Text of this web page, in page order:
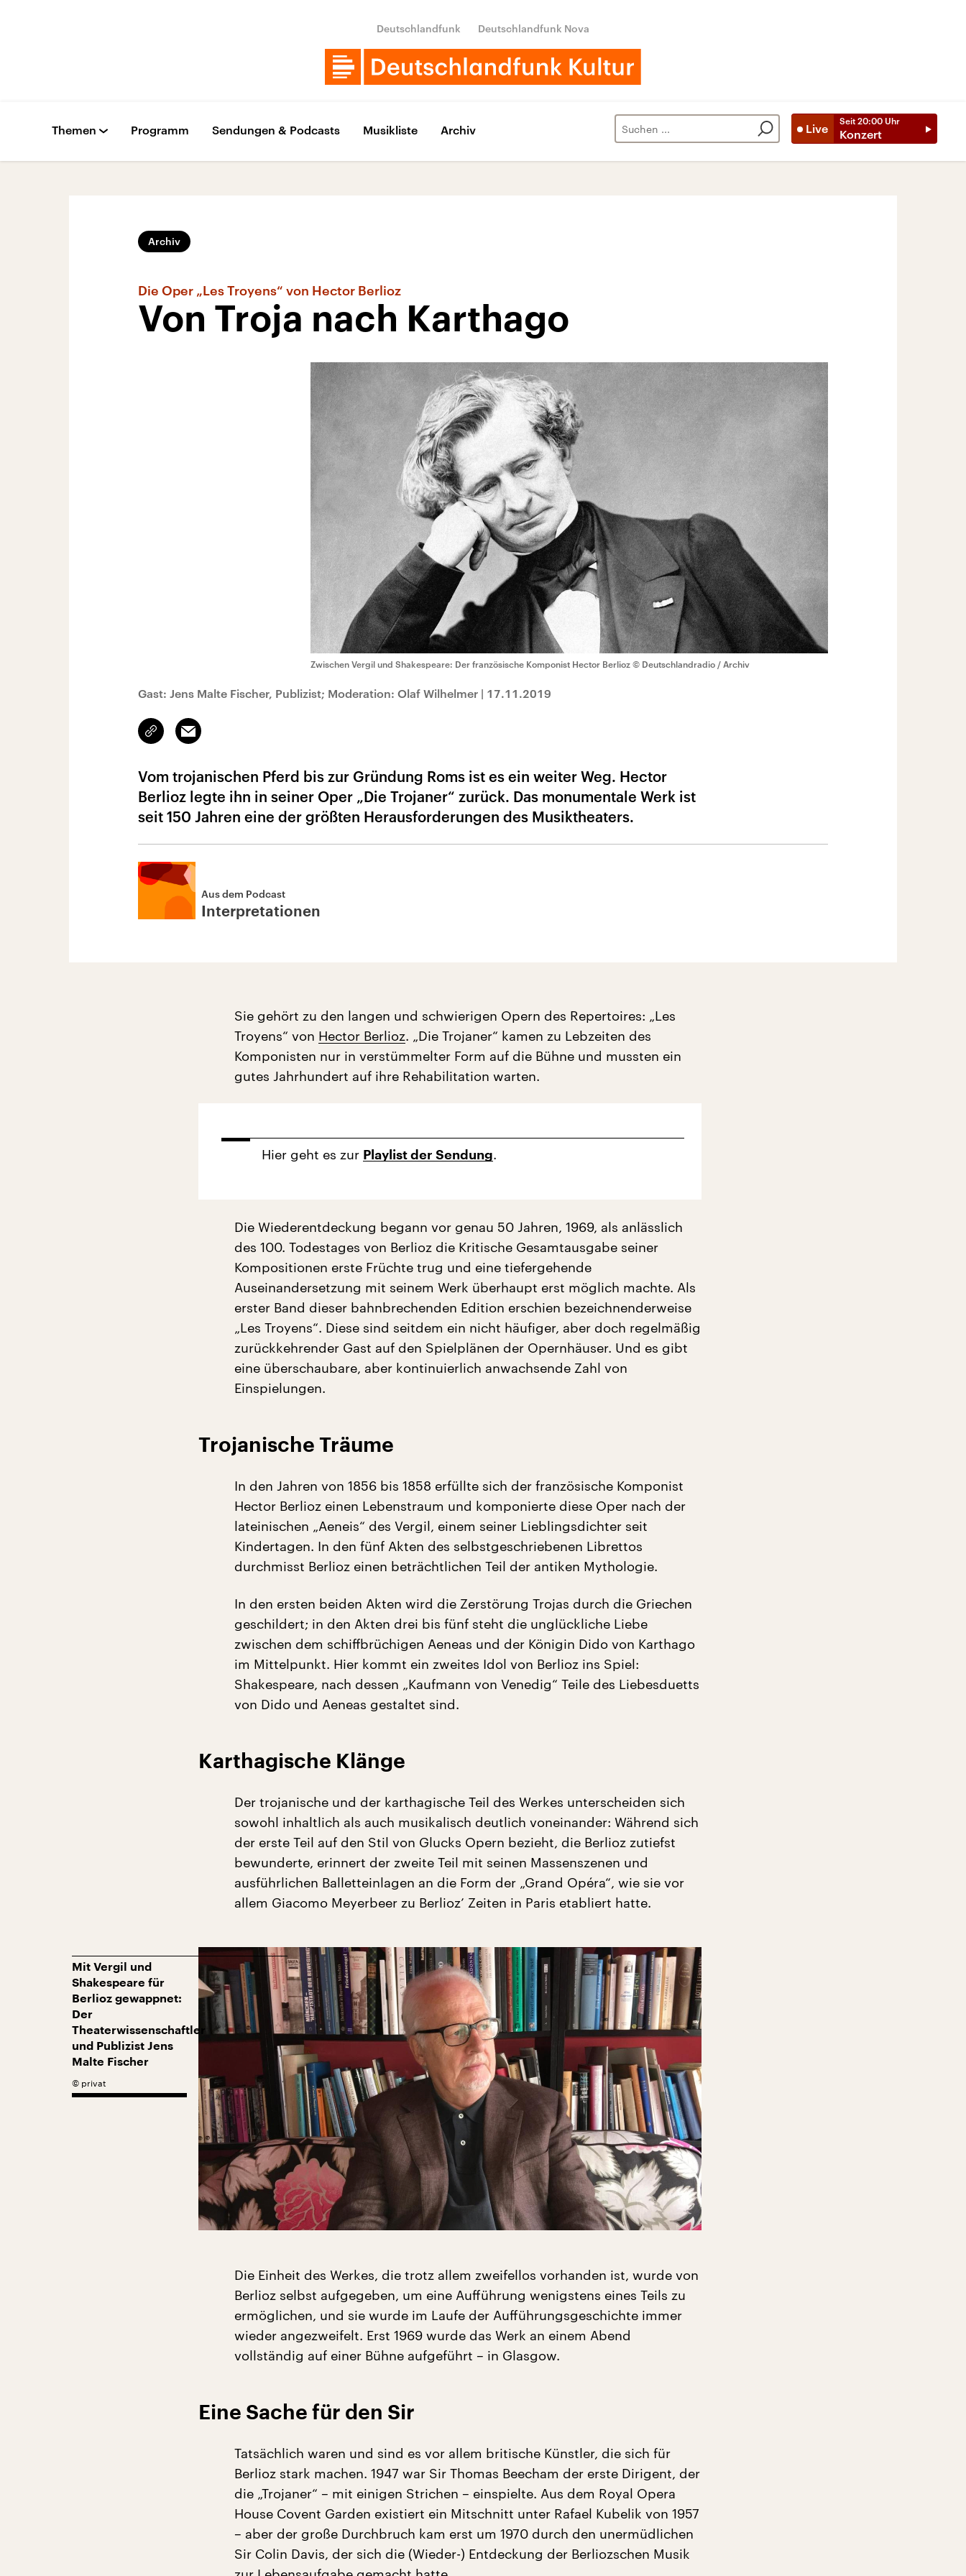
Deutschlandfunk Deutschlandfunk Nova
Live
Seit 20:00 Uhr
Konzert
Themen Programm Sendungen & Podcasts Musikliste Archiv
Archiv
Die Oper „Les Troyens“ von Hector Berlioz
Von Troja nach Karthago
Zwischen Vergil und Shakespeare: Der französische Komponist Hector Berlioz © Deutschlandradio / Archiv
Gast: Jens Malte Fischer, Publizist; Moderation: Olaf Wilhelmer | 17.11.2019
Link
kopieren/teilen
Email
Vom trojanischen Pferd bis zur Gründung Roms ist es ein weiter Weg. Hector
Berlioz legte ihn in seiner Oper „Die Trojaner“ zurück. Das monumentale Werk ist
seit 150 Jahren eine der größten Herausforderungen des Musiktheaters.
Aus dem Podcast
Interpretationen
Sie gehört zu den langen und schwierigen Opern des Repertoires: „Les
Troyens“ von Hector Berlioz. „Die Trojaner“ kamen zu Lebzeiten des
Komponisten nur in verstümmelter Form auf die Bühne und mussten ein
gutes Jahrhundert auf ihre Rehabilitation warten.
Hier geht es zur Playlist der Sendung.
Die Wiederentdeckung begann vor genau 50 Jahren, 1969, als anlässlich
des 100. Todestages von Berlioz die Kritische Gesamtausgabe seiner
Kompositionen erste Früchte trug und eine tiefergehende
Auseinandersetzung mit seinem Werk überhaupt erst möglich machte. Als
erster Band dieser bahnbrechenden Edition erschien bezeichnenderweise
„Les Troyens“. Diese sind seitdem ein nicht häufiger, aber doch regelmäßig
zurückkehrender Gast auf den Spielplänen der Opernhäuser. Und es gibt
eine überschaubare, aber kontinuierlich anwachsende Zahl von
Einspielungen.
Trojanische Träume
In den Jahren von 1856 bis 1858 erfüllte sich der französische Komponist
Hector Berlioz einen Lebenstraum und komponierte diese Oper nach der
lateinischen „Aeneis“ des Vergil, einem seiner Lieblingsdichter seit
Kindertagen. In den fünf Akten des selbstgeschriebenen Librettos
durchmisst Berlioz einen beträchtlichen Teil der antiken Mythologie.
In den ersten beiden Akten wird die Zerstörung Trojas durch die Griechen
geschildert; in den Akten drei bis fünf steht die unglückliche Liebe
zwischen dem schiffbrüchigen Aeneas und der Königin Dido von Karthago
im Mittelpunkt. Hier kommt ein zweites Idol von Berlioz ins Spiel:
Shakespeare, nach dessen „Kaufmann von Venedig“ Teile des Liebesduetts
von Dido und Aeneas gestaltet sind.
Karthagische Klänge
Der trojanische und der karthagische Teil des Werkes unterscheiden sich
sowohl inhaltlich als auch musikalisch deutlich voneinander: Während sich
der erste Teil auf den Stil von Glucks Opern bezieht, die Berlioz zutiefst
bewunderte, erinnert der zweite Teil mit seinen Massenszenen und
ausführlichen Balletteinlagen an die Form der „Grand Opéra“, wie sie vor
allem Giacomo Meyerbeer zu Berlioz’ Zeiten in Paris etabliert hatte.
Mit Vergil und
Shakespeare für
Berlioz gewappnet:
Der
Theaterwissenschaftler
und Publizist Jens
Malte Fischer
© privat
Die Einheit des Werkes, die trotz allem zweifellos vorhanden ist, wurde von
Berlioz selbst aufgegeben, um eine Aufführung wenigstens eines Teils zu
ermöglichen, und sie wurde im Laufe der Aufführungsgeschichte immer
wieder angezweifelt. Erst 1969 wurde das Werk an einem Abend
vollständig auf einer Bühne aufgeführt – in Glasgow.
Eine Sache für den Sir
Tatsächlich waren und sind es vor allem britische Künstler, die sich für
Berlioz stark machen. 1947 war Sir Thomas Beecham der erste Dirigent, der
die „Trojaner“ – mit einigen Strichen – einspielte. Aus dem Royal Opera
House Covent Garden existiert ein Mitschnitt unter Rafael Kubelik von 1957
– aber der große Durchbruch kam erst um 1970 durch den unermüdlichen
Sir Colin Davis, der sich die (Wieder-) Entdeckung der Berliozschen Musik